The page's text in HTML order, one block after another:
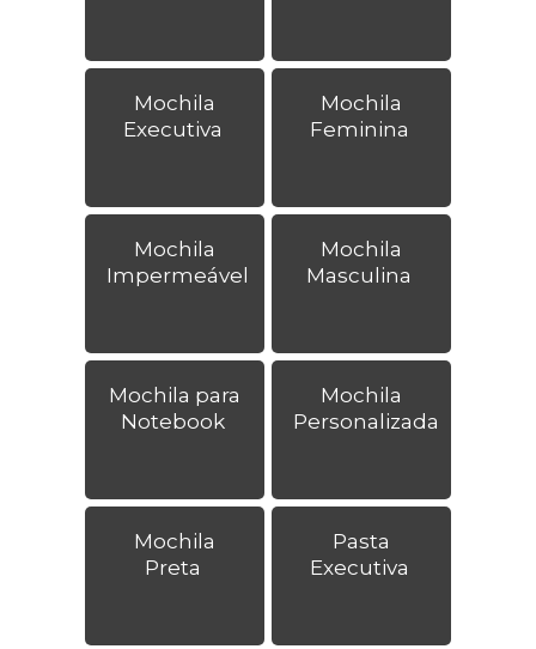
Mochila
Executiva
Mochila
Feminina
Mochila
Impermeável
Mochila
Masculina
Mochila para
Notebook
Mochila
Personalizada
Mochila
Preta
Pasta
Executiva